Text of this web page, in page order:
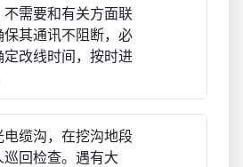
不需要和有关方面联
保其通讯不阻断，必
定改线时间，按时进
电缆沟，在挖沟地段
巡回检查。遇有大